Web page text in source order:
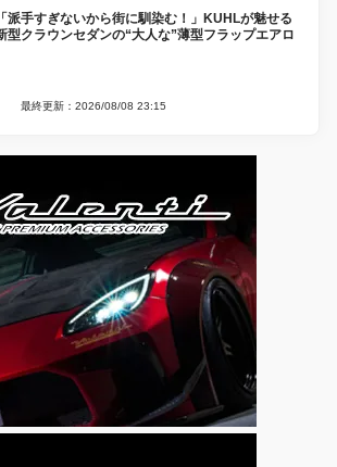
「派手すぎないから街に馴染む！」KUHLが魅せる
型クラウンセダンの“大人な”薄型フラップエアロ
最終更新：2026/08/08 23:15